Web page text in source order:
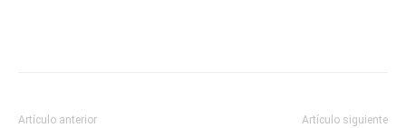
Artículo anterior Artículo siguiente